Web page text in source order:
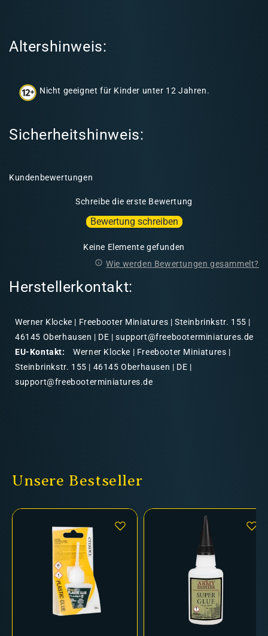
n
Altershinweis:
Nicht geeignet für Kinder unter 12 Jahren.
Sicherheitshinweis:
Kundenbewertungen
Schreibe die erste Bewertung
Bewertung schreiben
Keine Elemente gefunden
Wie werden Bewertungen gesammelt?
Herstellerkontakt:
Werner Klocke | Freebooter Miniatures | Steinbrinkstr. 155 |
46145 Oberhausen | DE | support@freebooterminiatures.de
EU-Kontakt:
Werner Klocke | Freebooter Miniatures |
Steinbrinkstr. 155 | 46145 Oberhausen | DE |
support@freebooterminiatures.de
Unsere Bestseller